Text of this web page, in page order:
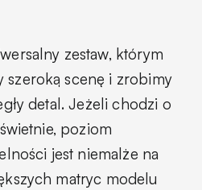
zestaw, którym
scenę i zrobimy
detal. Jeżeli chodzi o
poziom
jest niemalże na
matryc modelu